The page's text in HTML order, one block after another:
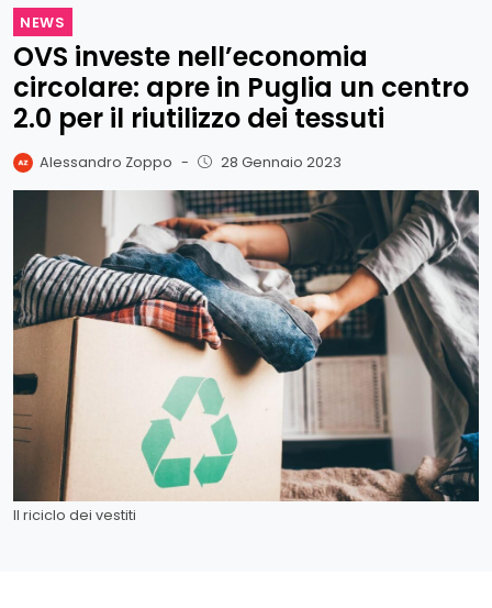
NEWS
OVS investe nell’economia
circolare: apre in Puglia un centro
2.0 per il riutilizzo dei tessuti
Alessandro Zoppo - 28 Gennaio 2023
Il riciclo dei vestiti